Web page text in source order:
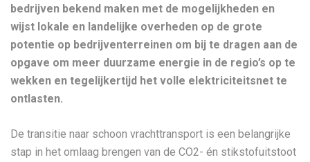
bedrijven bekend maken met de mogelijkheden en
wijst lokale en landelijke overheden op de grote
potentie op bedrijventerreinen om bij te dragen aan de
opgave om meer duurzame energie in de regio’s op te
wekken en tegelijkertijd het volle elektriciteitsnet te
ontlasten.
De transitie naar schoon vrachttransport is een belangrijke
stap in het omlaag brengen van de CO2- én stikstofuitstoot